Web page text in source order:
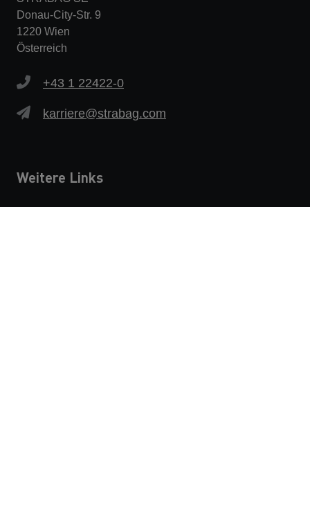
Donau-City-Str. 9
1220 Wien
Österreich
+43 1 22422-0
karriere@strabag.com
Weitere Links